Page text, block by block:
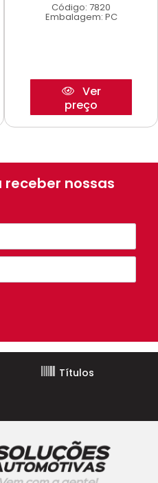
Código: 7820
Embalagem: PC
Ver
preço
nossas
Títulos